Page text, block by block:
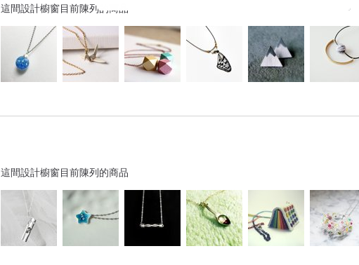
這間設計櫥窗目前陳列的商品
這間設計櫥窗目前陳列的商品